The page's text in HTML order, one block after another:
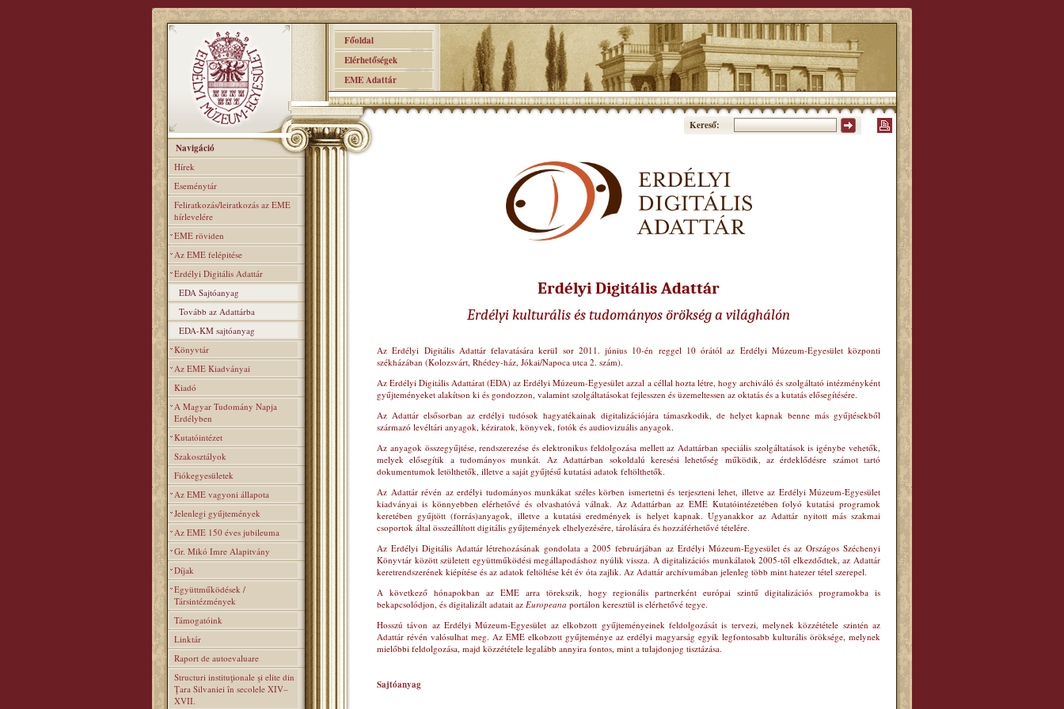
Főoldal
Elérhetőségek
EME Adattár
Kereső:
Navigáció
Hírek
Eseménytár
Feliratkozás/leiratkozás az EME
hírlevelére
EME röviden
Az EME felépitése
Erdélyi Digitális Adattár
EDA Sajtóanyag
Tovább az Adattárba
EDA-KM sajtóanyag
Könyvtár
Az EME Kiadványai
Kiadó
A Magyar Tudomány Napja
Erdélyben
Kutatóintézet
Szakosztályok
Fiókegyesületek
Az EME vagyoni állapota
Jelenlegi gyűjtemények
Az EME 150 éves jubileuma
Gr. Mikó Imre Alapitvány
Díjak
Együttműködések /
Társintézmények
Támogatóink
Linktár
Raport de autoevaluare
Structuri instituţionale şi elite din
Ţara Silvaniei în secolele XIV–
XVII.
Erdélyi Digitális Adattár
Erdélyi kulturális és tudományos örökség a világhálón
Az Erdélyi Digitális Adattár felavatására kerül sor 2011. június 10-én reggel 10 órától az Erdélyi Múzeum-Egyesület központi
székházában (Kolozsvárt, Rhédey-ház, Jókai/Napoca utca 2. szám).
Az Erdélyi Digitális Adattárat (EDA) az Erdélyi Múzeum-Egyesület azzal a céllal hozta létre, hogy archiváló és szolgáltató intézményként
gyűjteményeket alakítson ki és gondozzon, valamint szolgáltatásokat fejlesszen és üzemeltessen az oktatás és a kutatás elősegítésére.
Az Adattár elsősorban az erdélyi tudósok hagyatékainak digitalizációjára támaszkodik, de helyet kapnak benne más gyűjtésekből
származó levéltári anyagok, kéziratok, könyvek, fotók és audiovizuális anyagok.
Az anyagok összegyűjtése, rendszerezése és elektronikus feldolgozása mellett az Adattárban speciális szolgáltatások is igénybe vehetők,
melyek elősegítik a tudományos munkát. Az Adattárban sokoldalú keresési lehetőség működik, az érdeklődésre számot tartó
dokumentumok letölthetők, illetve a saját gyűjtésű kutatási adatok feltölthetők.
Az Adattár révén az erdélyi tudományos munkákat széles körben ismertetni és terjeszteni lehet, illetve az Erdélyi Múzeum-Egyesület
kiadványai is könnyebben elérhetővé és olvashatóvá válnak. Az Adattárban az EME Kutatóintézetében folyó kutatási programok
keretében gyűjtött (forrás)anyagok, illetve a kutatási eredmények is helyet kapnak. Ugyanakkor az Adattár nyitott más szakmai
csoportok által összeállított digitális gyűjtemények elhelyezésére, tárolására és hozzáférhetővé tételére.
Az Erdélyi Digitális Adattár létrehozásának gondolata a 2005 februárjában az Erdélyi Múzeum-Egyesület és az Országos Széchenyi
Könyvtár között született együttműködési megállapodáshoz nyúlik vissza. A digitalizációs munkálatok 2005-től elkezdődtek, az Adattár
keretrendszerének kiépítése és az adatok feltöltése két év óta zajlik. Az Adattár archívumában jelenleg több mint hatezer tétel szerepel.
A következő hónapokban az EME arra törekszik, hogy regionális partnerként európai szintű digitalizációs programokba is
bekapcsolódjon, és digitalizált adatait az Europeana portálon keresztül is elérhetővé tegye.
Hosszú távon az Erdélyi Múzeum-Egyesület az elkobzott gyűjteményeinek feldolgozását is tervezi, melynek közzététele szintén az
Adattár révén valósulhat meg. Az EME elkobzott gyűjteménye az erdélyi magyarság egyik legfontosabb kulturális öröksége, melynek
mielőbbi feldolgozása, majd közzététele legalább annyira fontos, mint a tulajdonjog tisztázása.
Sajtóanyag